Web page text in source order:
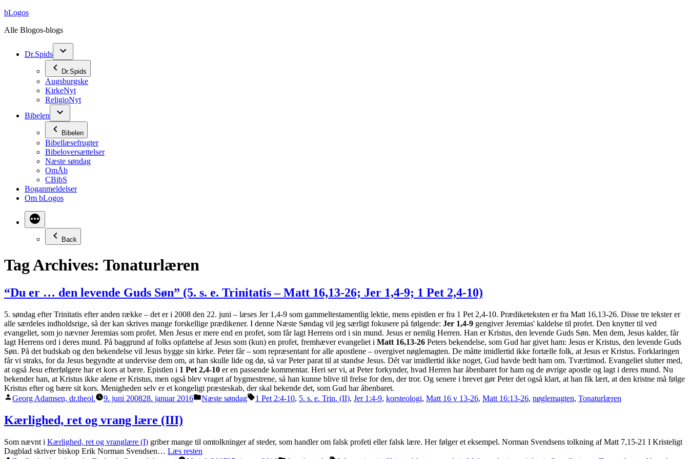
Videre
indhold
bLogos
Alle Blogos-blogs
Dr.Spids
Dr.Spids
Augsburgske
KirkeNyt
ReligioNyt
Bibelen
Bibelen
Bibellæsefrugter
Bibeloversættelser
Næste søndag
OmÅb
CBibS
Boganmeldelser
Om bLogos
Back
Tag Archives: Tonaturlæren
“Du er … den levende Guds Søn” (5. s. e. Trinitatis – Matt 16,13-26; Jer 1,4-9; 1 Pet 2,4-10)
5. søndag efter Trinitatis efter anden række – det er i 2008 den 22. juni – læses Jer 1,4-9 som gammeltestamentlig lektie, mens epistlen er fra 1 Pet 2,4-10. Prædiketeksten er fra Matt 16,13-26. Disse tre tekster er
alle særdeles indholdsrige, så der kan skrives mange forskellige prædikener. I denne Næste Søndag vil jeg særligt fokusere på følgende: Jer 1,4-9 gengiver Jeremias' kaldelse til profet. Den knytter til ved
evangeliet, som jo nævner Jeremias som profet. Men Jesus er mere end en profet, som får lagt Herrens ord i sin mund. Jesus er nemlig Herren. Han er Kristus, den levende Guds Søn. Men dem, Jesus kalder, får
lagt Herrens ord i deres mund. På baggrund af folks opfattelse af Jesus som (kun) en profet, fremhæver evangeliet i Matt 16,13-26 Peters bekendelse, som Gud har givet ham: Jesus er Kristus, den levende Guds
Søn. På det budskab og den bekendelse vil Jesus bygge sin kirke. Peter får – som repræsentant for alle apostlene – overgivet nøglemagten. De måtte imidlertid ikke fortælle folk, at Jesus er Kristus. Forklaringen
får vi straks, for da Jesus begyndte at undervise dem om, at han skulle lide og dø, så var Peter parat til at standse Jesus. Dét var imidlertid ikke noget, Gud havde bedt ham om. Tværtimod. Evangeliet slutter med,
at også Jesu efterfølgere har et kors at bære. Epistlen i 1 Pet 2,4-10 er en passende kommentar. Heri ser vi, at Peter forkynder, hvad Herren har åbenbaret for ham og de øvrige apostle og lagt i deres mund. Nu
bekender han, at Kristus ikke alene er Kristus, men også blev vraget af bygmestrene, så han kunne blive til frelse for den, der tror. Og senere i brevet gør Peter det også klart, at han fik lært, at den kristne må følge
Kristus efter og bære sit kors. Menigheden selv er et kongeligt præsteskab, der skal bekende det, som Gud har åbenbaret.
Posted
Georg Adamsen, dr.theol. 9. juni 200828. januar 2016
Posted
Næste søndag Tags:
1 Pet 2:4-10, 5. s. e. Trin. (II), Jer 1:4-9, korsteologi, Matt 16 v 13-26, Matt 16:13-26, nøglemagten, Tonaturlæren
Kærlighed, ret og vrang lære (III)
Som nævnt i Kærlighed, ret og vranglære (I) griber mange til omtolkninger af steder, som handler om falsk profeti eller falsk lære. Her følger et eksempel. Norman Svendsens tolkning af Matt 7,15-21 I Kristeligt
Dagblad skriver biskop Erik Norman Svendsen… Læs resten